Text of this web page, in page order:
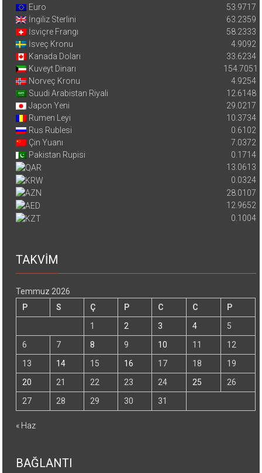
Euro
53.9717
İngiliz Sterlini
63.2359
İsviçre Frangı
58.2333
İsveç Kronu
4.9092
Kanada Doları
33.6234
Kuveyt Dinarı
154.7051
Norveç Kronu
4.9254
Suudi Arabistan Riyali
12.6148
Japon Yeni
29.0217
Rumen Leyi
10.3734
Rus Rublesi
0.6102
Çin Yuanı
7.0372
Pakistan Rupisi
0.1714
13.0613
0.0324
28.0107
12.9652
0.1004
TAKVİM
Temmuz 2026
P
S Ç P C C
P
1
2 3 4
5
6
7 8 9 10 11
12
13
14 15 16 17 18
19
20
21 22 23 24 25
26
27
28 29 30 31
« Haz
BAĞLANTI